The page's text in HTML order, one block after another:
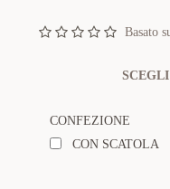
Basato
CONFEZIONE
CON SCATOLA